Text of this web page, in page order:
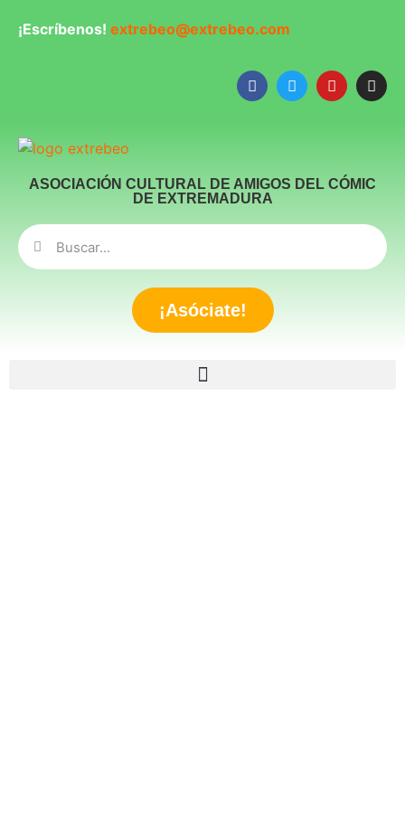
¡Escríbenos! extrebeo@extrebeo.com
ASOCIACIÓN CULTURAL DE AMIGOS DEL CÓMIC
DE EXTREMADURA
¡Asóciate!